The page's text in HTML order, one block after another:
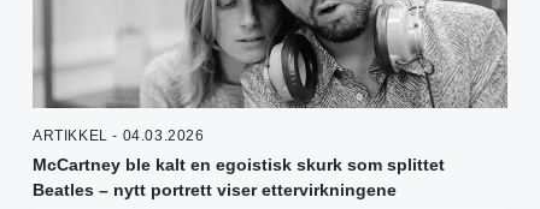
ARTIKKEL - 04.03.2026
McCartney ble kalt en egoistisk skurk som splittet
Beatles – nytt portrett viser ettervirkningene